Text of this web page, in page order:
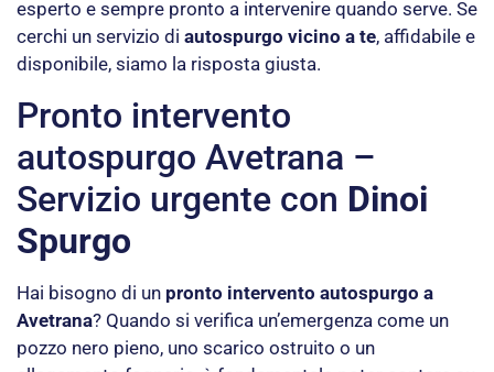
esperto e sempre pronto a intervenire quando serve. Se
cerchi un servizio di autospurgo vicino a te, affidabile e
disponibile, siamo la risposta giusta.
Pronto intervento
autospurgo Avetrana –
Servizio urgente con Dinoi
Spurgo
Hai bisogno di un pronto intervento autospurgo a
Avetrana? Quando si verifica un’emergenza come un
pozzo nero pieno, uno scarico ostruito o un